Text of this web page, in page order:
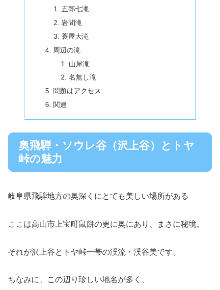
五郎七滝
岩間滝
蓑屋大滝
周辺の滝
山犀滝
名無し滝
問題はアクセス
関連
奥飛騨・ソウレ谷（沢上谷）とトヤ
峠の魅力
岐阜県飛騨地方の奥深くにとても美しい場所がある
ここは高山市上宝町鼠餅の更に奥にあり、まさに秘境。
それが沢上谷とトヤ峠一帯の渓流・渓谷美です。
ちなみに、この辺り珍しい地名が多く、